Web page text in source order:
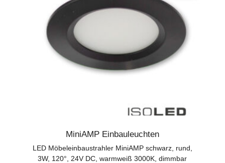
MiniAMP Einbauleuchten
LED Möbeleinbaustrahler MiniAMP schwarz, rund,
3W, 120°, 24V DC, warmweiß 3000K, dimmbar